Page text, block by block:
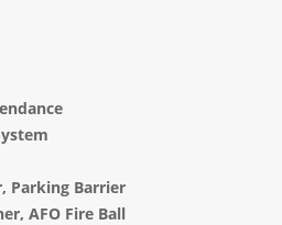
, Parking Barrier
AFO Fire Ball